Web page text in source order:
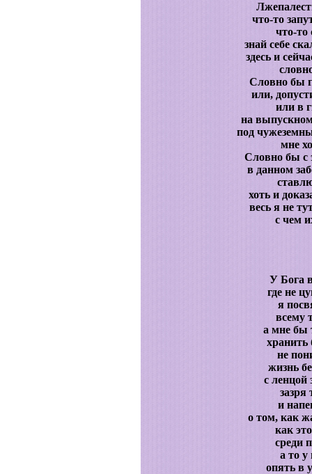
что-то
что-то
знай себе
здесь и
Словно бы
или,
или в
на
под
мне
Словно бы с
в данном
хоть и
весь я не
с чем
У Бога
где не
я
всему
а мне бы
хранить
не
жизнь
с ленцой
зазря
и
о том, как
как
среди
а то у
опять в